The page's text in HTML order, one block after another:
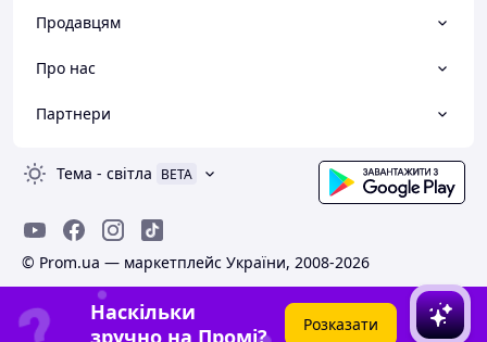
Продавцям
Про нас
Партнери
Тема - світла BETA
© Prom.ua — маркетплейс України, 2008-2026
Наскільки
Розказати